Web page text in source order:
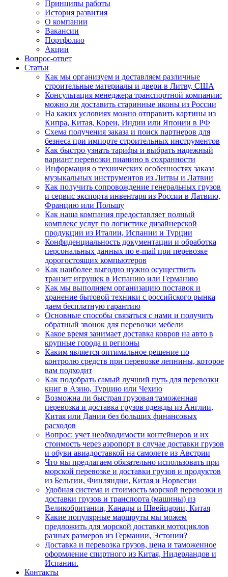
Принципы работы
История развития
О компании
Вакансии
Портфолио
Акции
Вопрос-ответ
Статьи
Как мы организуем и доставляем различные
строительные материалы и двери в Литву, США
Консультация менеджера транспортной компании:
можно ли доставить старинные иконы из России
На каких условиях можно отправить картины из
Кипра, Китая, Кореи, Индии или Японии в РФ
Схема получения заказа и поиск партнеров для
безнеса при импорте строительных инструментов
Как быстро узнать тарифы и выбрать надежный
вариант перевозки пианино в сохранности
Информация о технических особенностях заказа
музыкальных инструментов из Литвы и Латвии
Как получить сопровождение генеральных грузов
и сервис экспорта инвентаря из России в Латвию,
Францию или Польшу
Как наша компания предоставляет полный
комплекс услуг по логистике дизайнерской
продукции из Италии, Испании и Турции
Конфиденциальность документации и обработка
персональных данных по e-mail при перевозке
дорогостоящих компьютеров
Как наиболее выгодно нужно осуществить
транзит игрушек в Испанию или Германию
Как мы выполняем организацию поставок и
хранение бытовой техники с российского рынка
даем бесплатную гарантию
Основные способы связаться с нами и получить
обратный звонок для перевозки мебели
Какое время занимает доставка ковров на авто в
крупные города и регионы
Каким является оптимальное решение по
контролю средств при перевозке лепнины, которое
вам подходит
Как подобрать самый лучший путь для перевозки
книг в Азию, Турцию или Чехию
Возможна ли быстрая грузовая таможенная
перевозка и доставка грузов одежды из Англии,
Китая или Дании без больших финансовых
расходов
Вопрос: учет необходимости контейнеров и их
стоимость через аэропорт в случае доставки грузов
и обуви авиадоставкой на самолете из Австрии
Что мы предлагаем обязательно использовать при
морской перевозке и доставки грузов и продуктов
из Бельгии, Финляндии, Китая и Норвегии
Удобная система и стоимость морской перевозки и
доставки грузов и транспорта (машины) из
Великобритании, Канады и Швейцарии, Китая
Какие популярные маршруты мы можем
предложить для морской доставки мотоциклов
разных размеров из Германии, Эстонии?
Доставка и перевозка грузов, цена и таможенное
оформление спиртного из Китая, Нидерландов и
Испании.
Контакты